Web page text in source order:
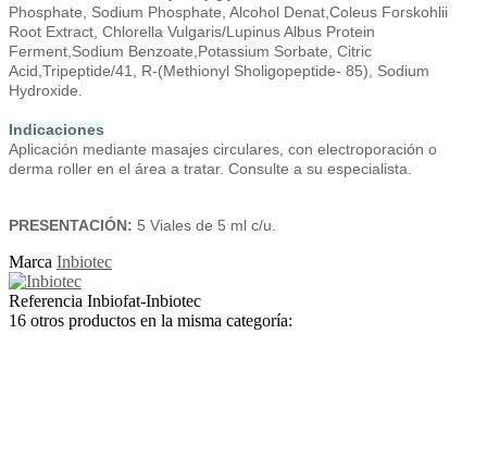
Phosphate, Sodium Phosphate, Alcohol Denat,Coleus Forskohlii
Root Extract, Chlorella Vulgaris/Lupinus Albus Protein
Ferment,Sodium Benzoate,Potassium Sorbate, Citric
Acid,Tripeptide/41, R-(Methionyl Sholigopeptide- 85), Sodium
Hydroxide.
Indicaciones
Aplicación mediante masajes circulares, con electroporación o
derma roller en el área a tratar. Consulte a su especialista.
PRESENTACIÓN: 5 Viales de 5 ml c/u.
Marca Inbiotec
Referencia Inbiofat-Inbiotec
16 otros productos en la misma categoría: